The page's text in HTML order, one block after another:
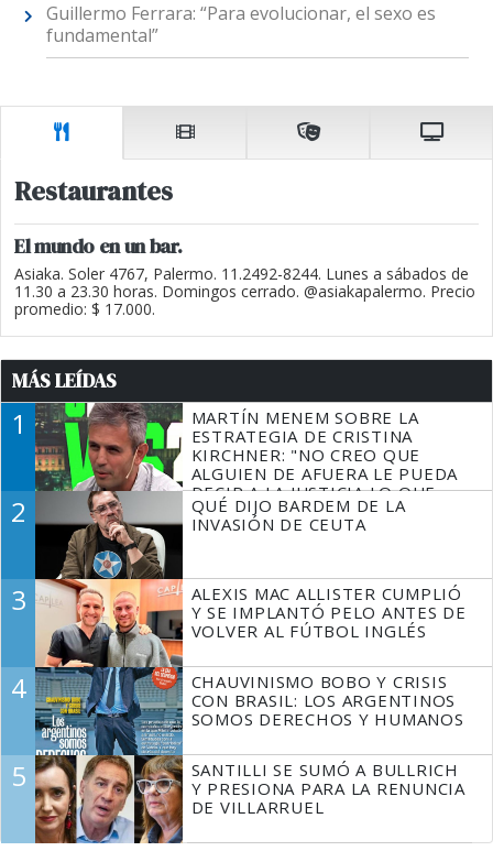
Guillermo Ferrara: “Para evolucionar, el sexo es
fundamental”
Restaurantes
El mundo en un bar.
Asiaka. Soler 4767, Palermo. 11.2492-8244. Lunes a sábados de
11.30 a 23.30 horas. Domingos cerrado. @asiakapalermo. Precio
promedio: $ 17.000.
MÁS LEÍDAS
1
MARTÍN MENEM SOBRE LA
ESTRATEGIA DE CRISTINA
KIRCHNER: "NO CREO QUE
ALGUIEN DE AFUERA LE PUEDA
DECIR A LA JUSTICIA LO QUE
TIENE QUE HACER"
2
QUÉ DIJO BARDEM DE LA
INVASIÓN DE CEUTA
3
ALEXIS MAC ALLISTER CUMPLIÓ
Y SE IMPLANTÓ PELO ANTES DE
VOLVER AL FÚTBOL INGLÉS
4
CHAUVINISMO BOBO Y CRISIS
CON BRASIL: LOS ARGENTINOS
SOMOS DERECHOS Y HUMANOS
5
SANTILLI SE SUMÓ A BULLRICH
Y PRESIONA PARA LA RENUNCIA
DE VILLARRUEL